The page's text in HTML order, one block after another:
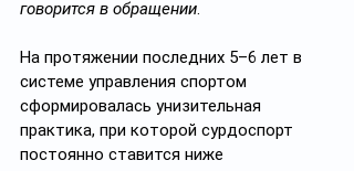
говорится в обращении.
На протяжении последних 5–6 лет в
системе управления спортом
сформировалась унизительная
практика, при которой сурдоспорт
постоянно ставится ниже